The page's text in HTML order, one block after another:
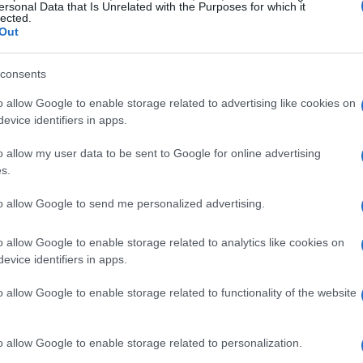
Data that Is Unrelated with the Purposes for which it
allow Google to enable storage related to advertising like cookies on
identifiers in apps.
allow my user data to be sent to Google for online advertising
allow Google to send me personalized advertising.
allow Google to enable storage related to analytics like cookies on
identifiers in apps.
allow Google to enable storage related to functionality of the website
allow Google to enable storage related to personalization.
generado inquietud. Al reiterar su compromiso con
se preguntan qué implica realmente esta
la corrupción como prometió en 2018? La
problemático no hace más que alimentar la
derivada del abuso del poder, es un concepto
de las instituciones. Sin embargo, parece que